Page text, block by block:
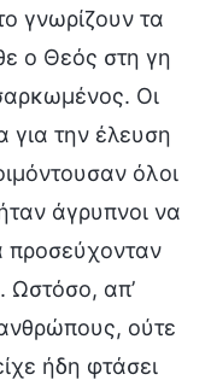
γνωρίζουν τα
ο Θεός στη γη
Οι
για την έλευση
όλοι
άγρυπνοι να
προσεύχονταν
Ωστόσο, απ’
ούτε
ήδη φτάσει